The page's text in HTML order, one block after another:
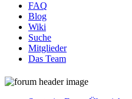
FAQ
Blog
Wiki
Suche
Mitglieder
Das Team